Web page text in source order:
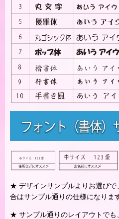
★ デザインサンプルよりお選びで
合はサンプル通りの仕様になりま
★ サンプル通りのレイアウトでも